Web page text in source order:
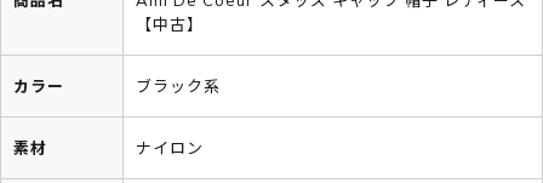
【中古】
カラー ブラック系
素材 ナイロン